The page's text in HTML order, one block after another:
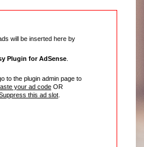
will be inserted here by
Plugin for AdSense.
to the plugin admin page to
your ad codeOR
this ad slot.